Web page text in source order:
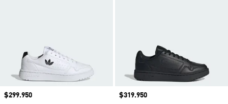
Precio
$299.950
Precio
$319.950